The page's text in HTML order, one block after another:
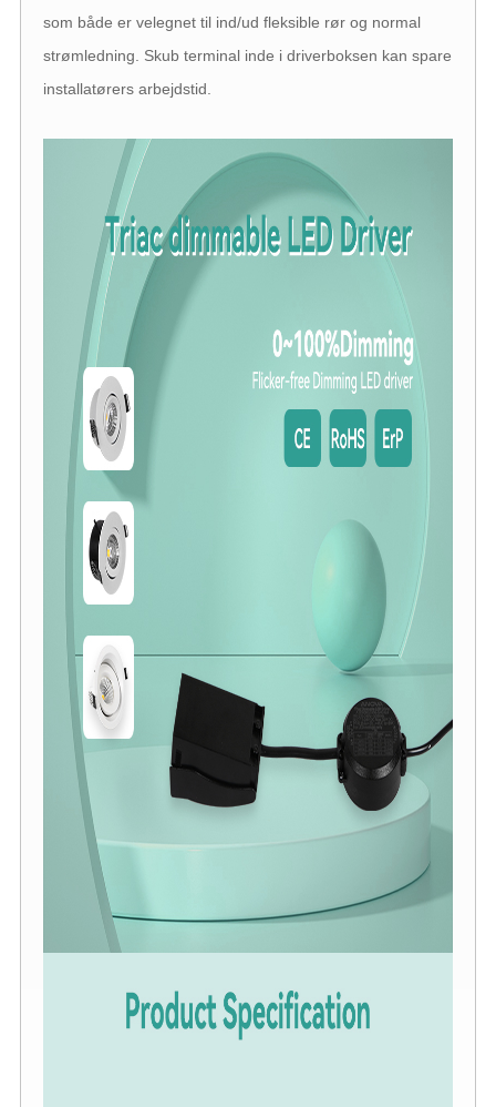
som både er velegnet til ind/ud fleksible rør og normal
strømledning. Skub terminal inde i driverboksen kan spare
installatørers arbejdstid.